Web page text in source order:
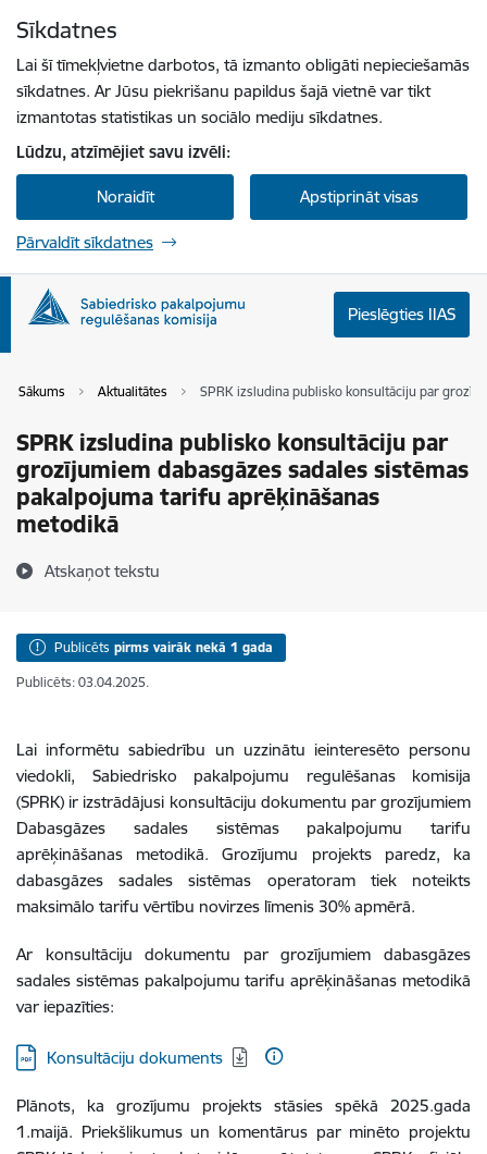
Sīkdatnes
Lai šī tīmekļvietne darbotos, tā izmanto obligāti nepieciešamās
sīkdatnes. Ar Jūsu piekrišanu papildus šajā vietnē var tikt
izmantotas statistikas un sociālo mediju sīkdatnes.
Lūdzu, atzīmējiet savu izvēli:
Noraidīt Apstiprināt visas
Pārvaldīt sīkdatnes
Pieslēgties IIAS
Sākums Aktualitātes SPRK izsludina publisko konsultāciju par
SPRK izsludina publisko konsultāciju par
grozījumiem dabasgāzes sadales sistēmas
pakalpojuma tarifu aprēķināšanas
metodikā
Atskaņot tekstu
Publicēts pirms vairāk nekā 1 gada
Publicēts: 03.04.2025.
Lai informētu sabiedrību un uzzinātu ieinteresēto personu
viedokli, Sabiedrisko pakalpojumu regulēšanas komisija
(SPRK) ir izstrādājusi konsultāciju dokumentu par grozījumiem
Dabasgāzes sadales sistēmas pakalpojumu tarifu
aprēķināšanas metodikā. Grozījumu projekts paredz, ka
dabasgāzes sadales sistēmas operatoram tiek noteikts
maksimālo tarifu vērtību novirzes līmenis 30% apmērā.
Ar konsultāciju dokumentu par grozījumiem dabasgāzes
sadales sistēmas pakalpojumu tarifu aprēķināšanas metodikā
var iepazīties:
Lejupielādēt:
Konsultāciju dokuments
Plānots, ka grozījumu projekts stāsies spēkā 2025.gada
1.maijā. Priekšlikumus un komentārus par minēto projektu